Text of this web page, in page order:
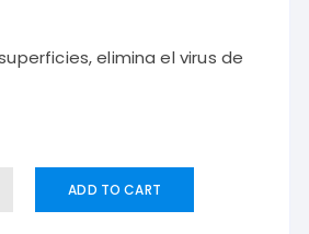
elimina el virus de
ADD TO CART